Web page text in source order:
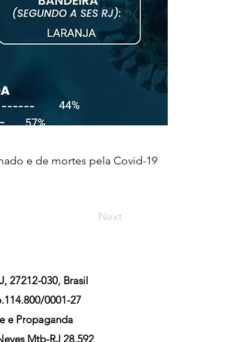
e de mortes pela Covid-19
Next
27212-030, Brasil
0001-27
e Propaganda
Mtb-RJ 28.592